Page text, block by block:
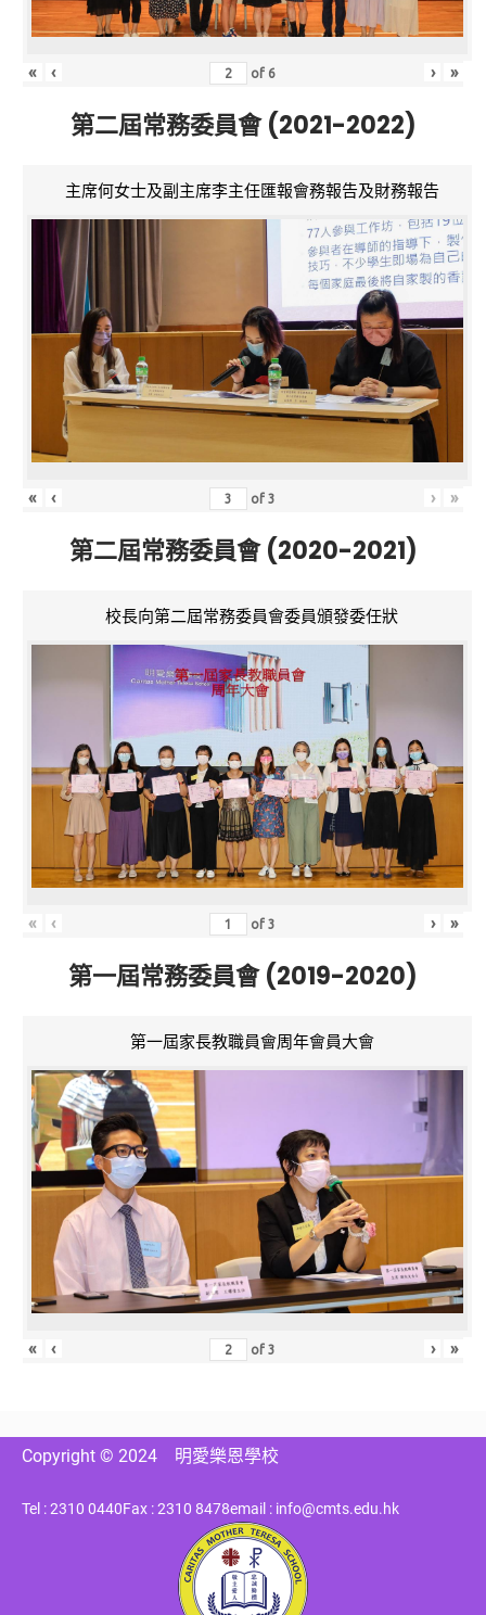
« ‹ of 6 › »
第二屆常務委員會 (2021-2022)
主席何女士及副主席李主任匯報會務報告及財務報告
« ‹ of3 › »
第二屆常務委員會 (2020-2021)
校長向第二屆常務委員會委員頒發委任狀
« ‹ of3 › »
第一屆常務委員會 (2019-2020)
第一屆家長教職員會周年會員大會
« ‹ of3 › »
Copyright © 2024 明愛樂恩學校
Tel : 2310 0440Fax : 2310 8478email : info@cmts.edu.hk